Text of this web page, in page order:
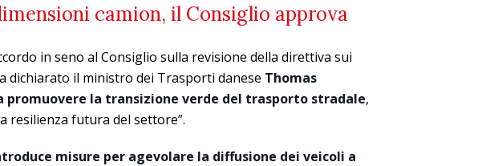
camion, il Consiglio approva
in seno al Consiglio sulla revisione della direttiva sui
dichiarato il ministro dei Trasporti danese Thomas
promuovere la transizione verde del trasporto stradale,
resilienza futura del settore”.
misure per agevolare la diffusione dei veicoli a